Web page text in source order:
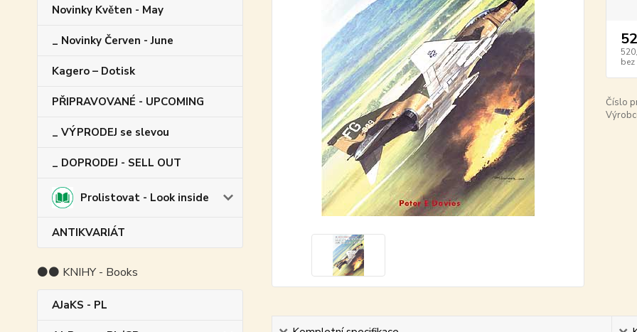
Novinky Květen - May
_ Novinky Červen - June
Kagero – Dotisk
PŘIPRAVOVANÉ - UPCOMING
_ VÝPRODEJ se slevou
_ DOPRODEJ - SELL OUT
Prolistovat - Look inside
ANTIKVARIÁT
⚫⚫ KNIHY - Books
AJaKS - PL
bez
Číslo